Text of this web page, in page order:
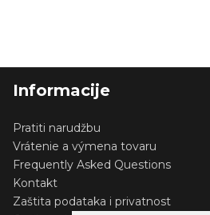
Informacije
Pratiti narudžbu
Vrátenie a výmena tovaru
Frequently Asked Questions
Kontakt
Zaštita podataka i privatnost